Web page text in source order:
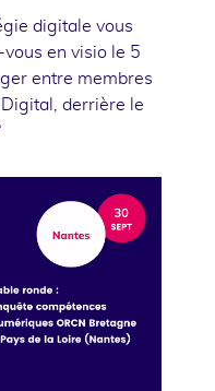
digitale vous
en visio le 5
entre membres
derrière le